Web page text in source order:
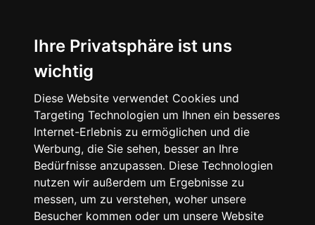
Ihre Privatsphäre ist uns
wichtig
Diese Website verwendet Cookies und
Targeting Technologien um Ihnen ein besseres
Internet-Erlebnis zu ermöglichen und die
Werbung, die Sie sehen, besser an Ihre
Bedürfnisse anzupassen. Diese Technologien
nutzen wir außerdem um Ergebnisse zu
messen, um zu verstehen, woher unsere
Besucher kommen oder um unsere Website